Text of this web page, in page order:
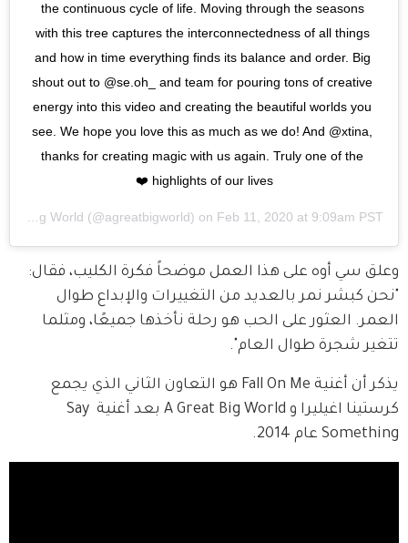
the continuous cycle of life. Moving through the seasons
with this tree captures the interconnectedness of all things
and how in time everything finds its balance and order. Big
shout out to @se.oh_ and team for pouring tons of creative
energy into this video and creating the beautiful worlds you
see. We hope you love this as much as we do! And @xtina,
thanks for creating magic with us again. Truly one of the
highlights of our lives ❤️
A Great Big World (@agreatbigworld) on Feb 11, 2020 at 9:09am PST
وعلق سي أوه على هذا العمل موضحاً فكرة الكليب، فقال:
"نحن كبشر نمر بالعديد من التغييرات والإبداع طوال
العمر. العثور على الحب هو رحلة نأخذها جميعًا، ومثلما
تتغير شجرة طوال العام".
يذكر أن أغنية Fall On Me هو التعاون الثاني الذي يجمع
كرستينا اغيليرا و A Great Big World بعد أغنية Say
Something عام 2014.